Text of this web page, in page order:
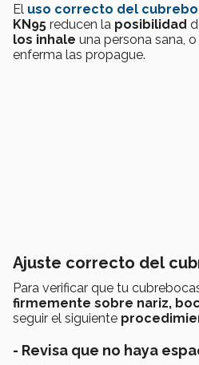
El uso correcto del
KN95 reducen la posibilidad
los inhale una persona sana,
enferma las propague.
Ajuste correcto del
Para verificar que tu
firmemente sobre nariz,
seguir el siguiente
- Revisa que no haya